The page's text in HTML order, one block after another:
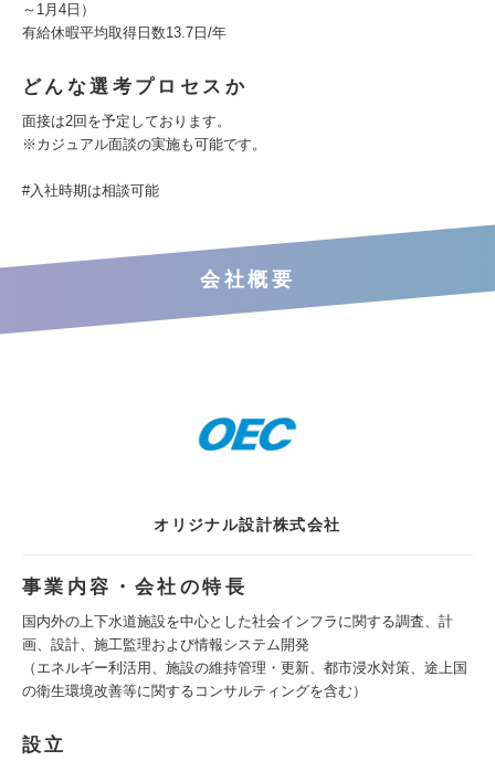
～1月4日）
有給休暇平均取得日数13.7日/年
どんな選考プロセスか
面接は2回を予定しております。
※カジュアル面談の実施も可能です。
#入社時期は相談可能
会社概要
オリジナル設計株式会社
事業内容・会社の特長
国内外の上下水道施設を中心とした社会インフラに関する調査、計
画、設計、施工監理および情報システム開発
（エネルギー利活用、施設の維持管理・更新、都市浸水対策、途上国
の衛生環境改善等に関するコンサルティングを含む）
設立